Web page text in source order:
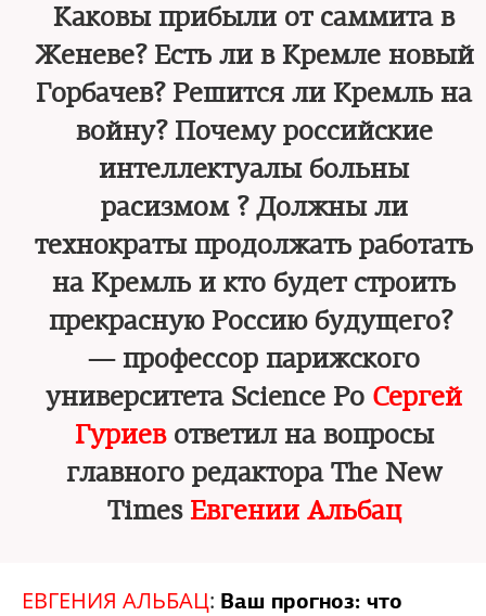
Каковы прибыли от саммита в
Женеве? Есть ли в Кремле новый
Горбачев? Решится ли Кремль на
войну? Почему российские
интеллектуалы больны
расизмом ? Должны ли
технократы продолжать работать
на Кремль и кто будет строить
прекрасную Россию будущего?
— профессор парижского
университета Science Po Сергей
Гуриевответил на вопросы
главного редактора The New
Times Евгении Альбац
ЕВГЕНИЯ АЛЬБАЦ: Ваш прогноз: что